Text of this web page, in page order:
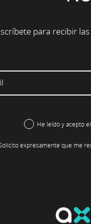
para recibir
He leído y acepto el
expresamente que me